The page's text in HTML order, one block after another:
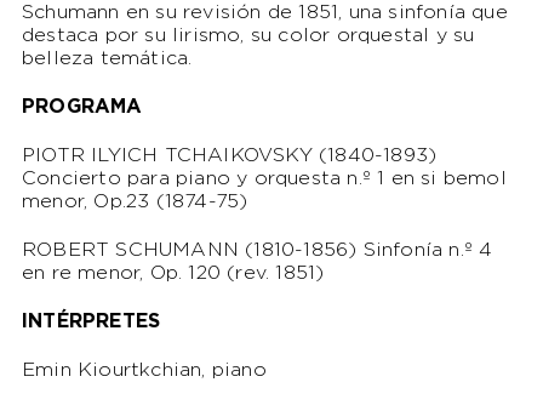
Schumann en su revisión de 1851, una sinfonía que
destaca por su lirismo, su color orquestal y su
belleza temática.
PROGRAMA
PIOTR ILYICH TCHAIKOVSKY (1840-1893)
Concierto para piano y orquesta n.º 1 en si bemol
menor, Op.23 (1874-75)
ROBERT SCHUMANN (1810-1856) Sinfonía n.º 4
en re menor, Op. 120 (rev. 1851)
INTÉRPRETES
Emin Kiourtkchian, piano